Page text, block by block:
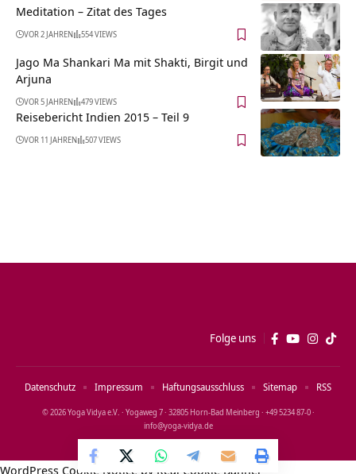
Meditation – Zitat des Tages
VOR 2 JAHREN 554 VIEWS
Jago Ma Shankari Ma mit Shakti, Birgit und
Arjuna
VOR 5 JAHREN 479 VIEWS
Reisebericht Indien 2015 – Teil 9
VOR 11 JAHREN 507 VIEWS
Folge uns
© 2026 Yoga Vidya e.V. · Yogaweg 7 · 32805 Horn‑Bad Meinberg · +49 5234 87‑0 ·
info@yoga‑vidya.de
Datenschutz Impressum Haftungsausschluss Sitemap RSS
WordPress Cookie Notice by Real Cookie Banner